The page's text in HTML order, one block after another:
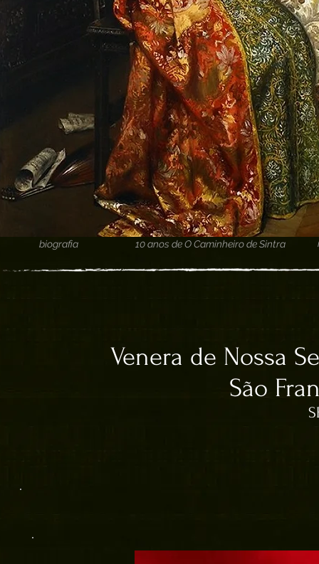
biografia 10 anos de O Caminheiro de Sintra
Venera de Nossa
São